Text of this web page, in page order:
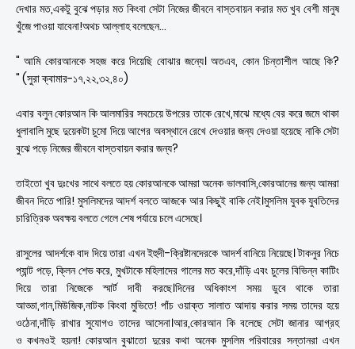
দেখার মত,একটু বুঝে পড়ার মত কিংবা সেটা নিজের জীবনে বাস্তবায়ন করার মত খুব বেশী মানুষ
খুঁজে পাওয়া যাবেনা!অথচ আল্লাহ বলেছেন...
" আমি কোরআনকে সহজ করে দিয়েছি বোঝার জন্যে। অতএব, কোন চিন্তাশীল আছে কি?
" (সুরা ক্বামার-১৭,২২,৩২,৪০)
এবার বলুন কোরআন কি আলমারির সবচেয়ে উপরের তাকে রেখে,মাঝে মধ্যে বের করে জমে থাকা
ধুলাবালি মুছে দুয়েকটা চুমো দিয়ে আগের অবস্থানে রেখে দেওয়ার জন্য দেওয়া হয়েছে নাকি সেটা
বুঝে পড়ে নিজের জীবনে বাস্তবায়ন করার জন্য?
তাইতো খুব দুঃখের সাথে বলতে হয় কোরআনকে আমরা অনেক ভালবাসি,কোরআনের জন্য আমরা
জীবন দিতে পারি! মুসলিমদের আদর্শ বলতে আজকে আর কিছুই বাকি নেই।মুসলিম যুবক যুবতিদের
চারিত্রিক অবক্ষয় বলতে গেলে শেষ পর্যায়ে চলে এসেছে।
রাসুলের আদর্শকে বাদ দিয়ে তারা এখন ইহুদী-ক্রিষ্টানদেরকে আদর্শ বানিয়ে নিয়েছে। টাকনুর নিচে
প্যান্ট পড়ে, ক্লিন শেভ করে, মুখটাকে মহিলাদের গালের মত করে,দাঁড়ি এবং চুলের বিভিন্ন কাটিং
দিয়ে তারা নিজেকে স্মার্ট দাবী করছে।দিনের অধিকাংশ সময় ডুবে থাকে তারা
আড্ডা,গান,মিউজিক,নাটক কিংবা মুভিতে! পাঁচ ওয়াক্ত সালাত আদায় করার সময় তাদের হয়ে
ওঠেনা,দাঁড়ি রাখার সুযোগও তাদের আসেনা।আর,কোরআন কি বলেছে সেটা জানার আগ্রহ
ও কখনওই হয়না! কোরআন বুঝাতো দুরের কথা অনেক মুসলিম পরিবারের সন্তানরা এখন